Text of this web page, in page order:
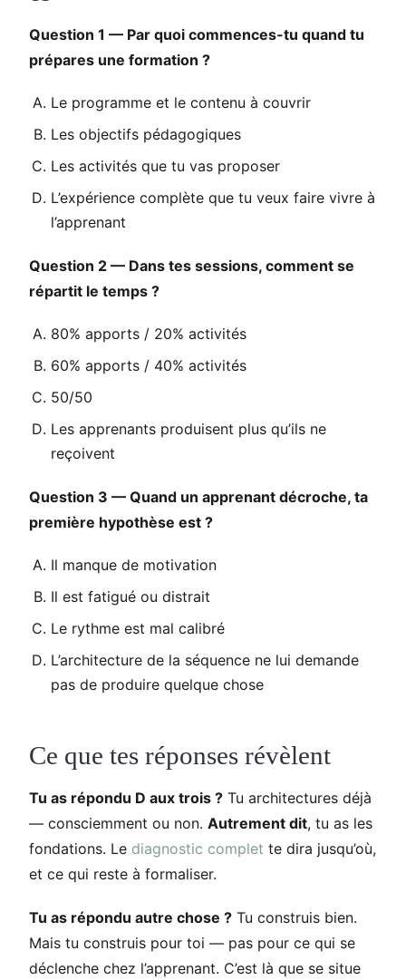
Question 1 — Par quoi commences-tu quand tu
prépares une formation ?
Le programme et le contenu à couvrir
Les objectifs pédagogiques
Les activités que tu vas proposer
L’expérience complète que tu veux faire vivre à
l’apprenant
Question 2 — Dans tes sessions, comment se
répartit le temps ?
80% apports / 20% activités
60% apports / 40% activités
50/50
Les apprenants produisent plus qu’ils ne
reçoivent
Question 3 — Quand un apprenant décroche, ta
première hypothèse est ?
Il manque de motivation
Il est fatigué ou distrait
Le rythme est mal calibré
L’architecture de la séquence ne lui demande
pas de produire quelque chose
Ce que tes réponses révèlent
Tu as répondu D aux trois ? Tu architectures déjà
— consciemment ou non. Autrement dit, tu as les
fondations. Le diagnostic complet te dira jusqu’où,
et ce qui reste à formaliser.
Tu as répondu autre chose ? Tu construis bien.
Mais tu construis pour toi — pas pour ce qui se
déclenche chez l’apprenant. C’est là que se situe